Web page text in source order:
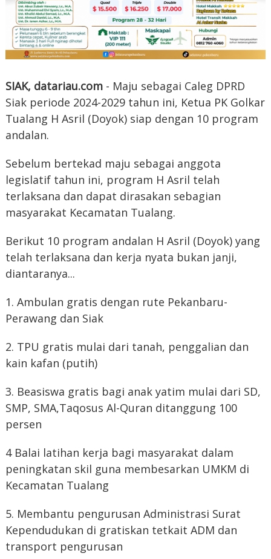
SIAK, datariau.com- Maju sebagai Caleg DPRD
Siak periode 2024-2029 tahun ini, Ketua PK Golkar
Tualang H Asril (Doyok) siap dengan 10 program
andalan.
Sebelum bertekad maju sebagai anggota
legislatif tahun ini, program H Asril telah
terlaksana dan dapat dirasakan sebagian
masyarakat Kecamatan Tualang.
Berikut 10 program andalan H Asril (Doyok) yang
telah terlaksana dan kerja nyata bukan janji,
diantaranya...
1. Ambulan gratis dengan rute Pekanbaru-
Perawang dan Siak
2. TPU gratis mulai dari tanah, penggalian dan
kain kafan (putih)
3. Beasiswa gratis bagi anak yatim mulai dari SD,
SMP, SMA,Taqosus Al-Quran ditanggung 100
persen
4 Balai latihan kerja bagi masyarakat dalam
peningkatan skil guna membesarkan UMKM di
Kecamatan Tualang
5. Membantu pengurusan Administrasi Surat
Kependudukan di gratiskan tetkait ADM dan
transport pengurusan